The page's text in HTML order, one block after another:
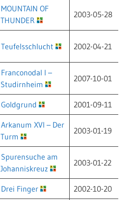
MOUNTAIN OF
THUNDER
2003-05-28
Teufelsschlucht 2002-04-21
Franconodal I –
Studirnheim
2007-10-01
Goldgrund 2001-09-11
Arkanum XVI – Der
Turm
2003-01-19
Spurensuche am
Johanniskreuz
2003-01-22
Drei Finger 2002-10-20